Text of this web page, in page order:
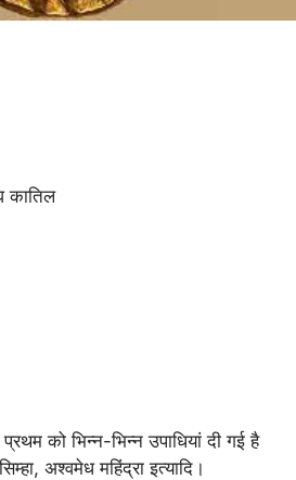
कातिल
को भिन्न-भिन्न उपाधियां दी गई है
अश्वमेध महिंद्रा इत्यादि।